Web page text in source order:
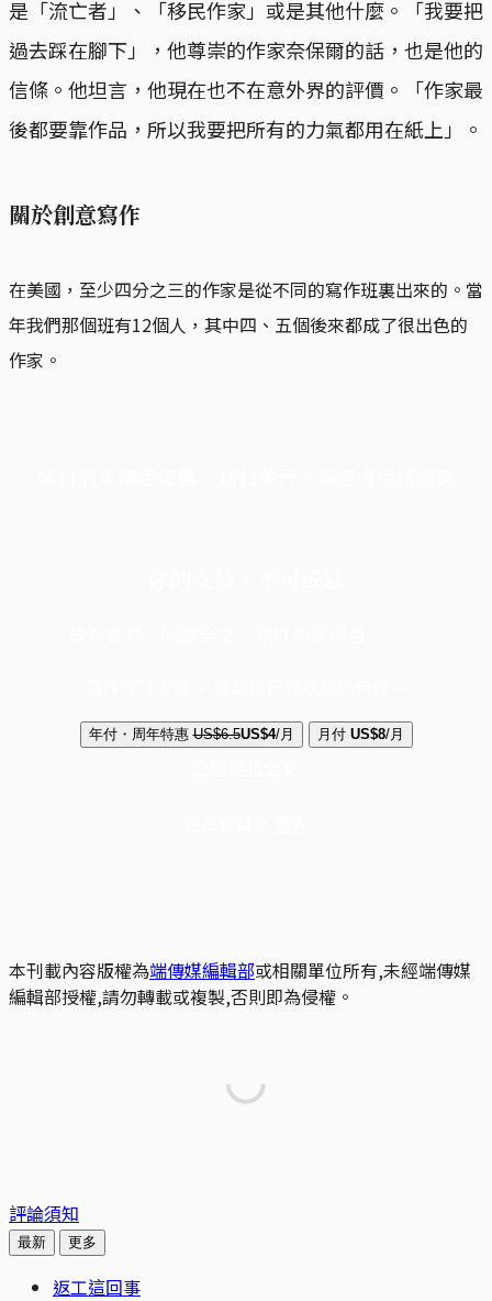
是「流亡者」、「移民作家」或是其他什麼。「我要把
過去踩在腳下」，他尊崇的作家奈保爾的話，也是他的
信條。他坦言，他現在也不在意外界的評價。「作家最
後都要靠作品，所以我要把所有的力氣都用在紙上」。
關於創意寫作
在美國，至少四分之三的作家是從不同的寫作班裏出來的。當
年我們那個班有12個人，其中四、五個後來都成了很出色的
作家。
年付・周年特惠 US$6.5US$4/月 月付 US$8/月
本刊載內容版權為端傳媒編輯部或相關單位所有,未經端傳媒
編輯部授權,請勿轉載或複製,否則即為侵權。
評論須知
最新 更多
返工這回事